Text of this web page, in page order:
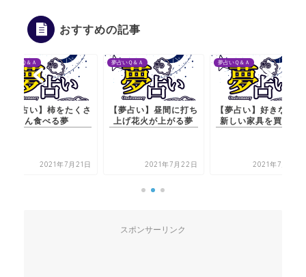
おすすめの記事
夢占いＱ＆Ａ
【夢占い】柿をたくさ
ん食べる夢
2021年7月21日
夢占いＱ＆Ａ
【夢占い】昼間に打ち
上げ花火が上がる夢
2021年7月22日
夢占いＱ＆Ａ
【夢占い】好きな人が
新しい家具を買う夢
2021年7月21日
スポンサーリンク